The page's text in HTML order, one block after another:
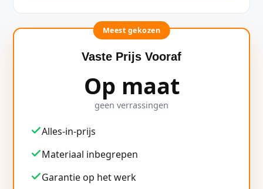
Meest gekozen
Vaste Prijs Vooraf
Op maat
geen verrassingen
Alles-in-prijs
Materiaal inbegrepen
Garantie op het werk